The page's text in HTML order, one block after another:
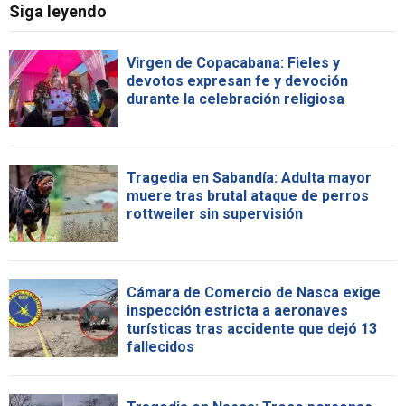
Siga leyendo
Virgen de Copacabana: Fieles y
devotos expresan fe y devoción
durante la celebración religiosa
Tragedia en Sabandía: Adulta mayor
muere tras brutal ataque de perros
rottweiler sin supervisión
Cámara de Comercio de Nasca exige
inspección estricta a aeronaves
turísticas tras accidente que dejó 13
fallecidos